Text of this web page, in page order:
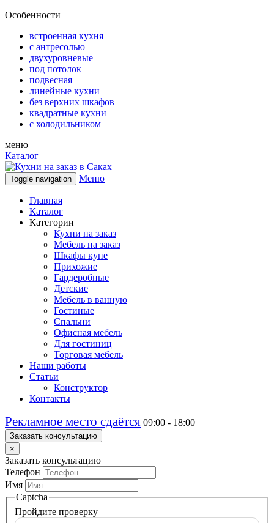
Особенности
встроенная кухня
с антресолью
двухуровневые
под потолок
подвесная
линейные кухни
без верхних шкафов
квадратные кухни
с холодильником
меню
Каталог
Toggle navigation Меню
Главная
Каталог
Категории
Кухни на заказ
Мебель на заказ
Шкафы купе
Прихожие
Гардеробные
Детские
Мебель в ванную
Гостиные
Спальни
Офисная мебель
Для гостиниц
Торговая мебель
Наши работы
Статьи
Конструктор
Контакты
Рекламное место сдаётся 09:00 - 18:00
Заказать консультацию
×
Заказать консультацию
Телефон
Имя
Captcha
Пройдите проверку